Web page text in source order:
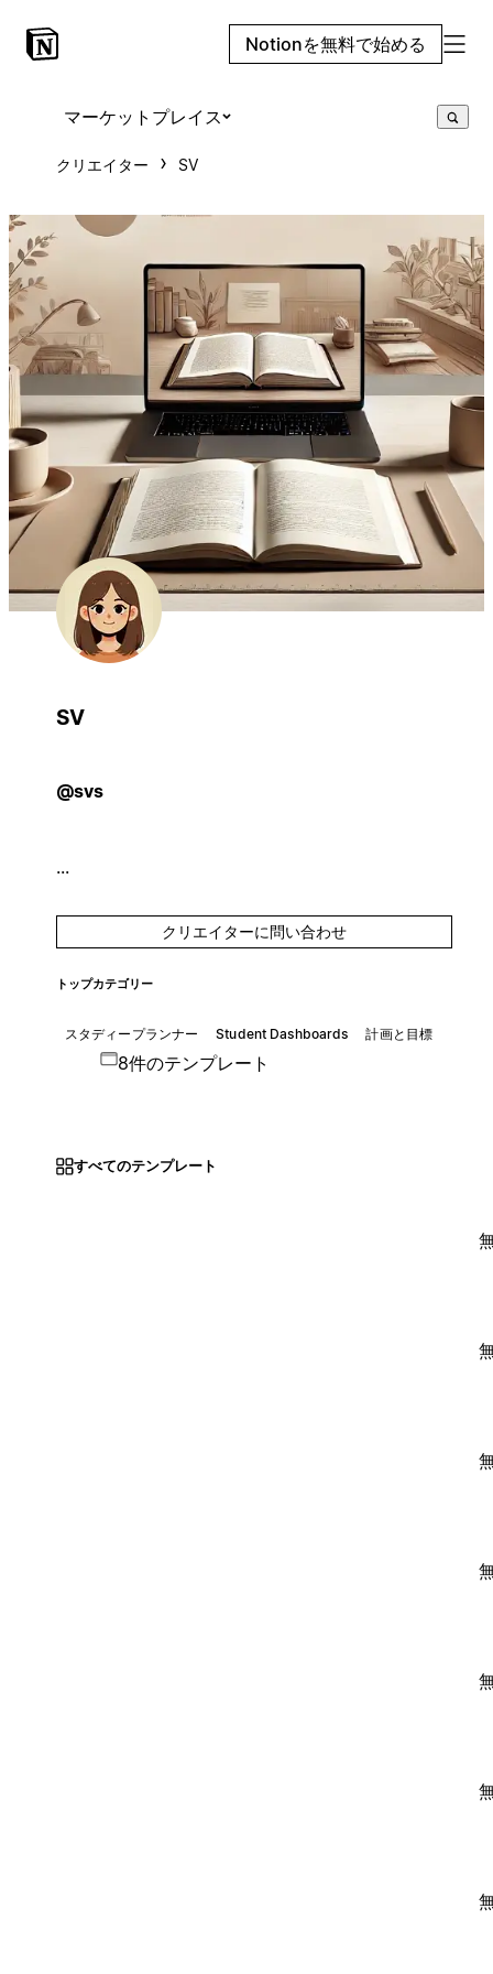
Notionを無料で始める
マーケットプレイス
クリエイター SV
SV
@svs
...
クリエイターに問い合わせ
トップカテゴリー
スタディープランナー Student Dashboards 計画と目標
8件のテンプレート
すべてのテンプレート